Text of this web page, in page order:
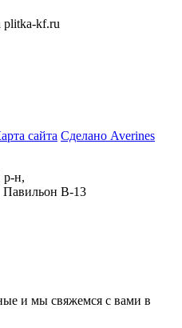
plitka-kf.ru
сайта Сделано Averines
р-н,
Павильон В-13
и мы свяжемся с вами в